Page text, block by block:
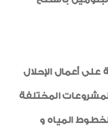
أعمال الإحلال
المختلفة
المياه و